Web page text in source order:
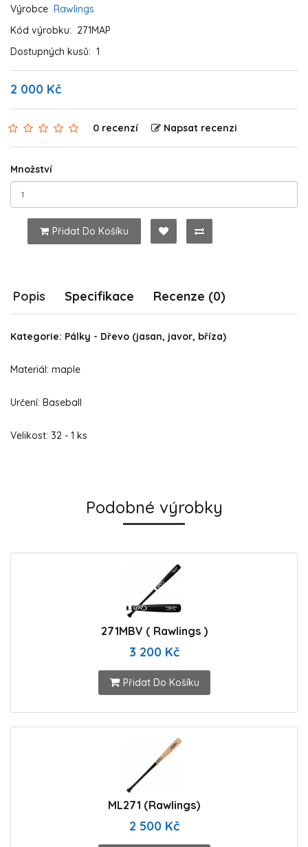
Výrobce Rawlings
Kód výrobku: 271MAP
Dostupných kusů: 1
2 000 Kč
0 recenzí Napsat recenzi
Množství
Přidat Do Košíku
Popis Specifikace Recenze (0)
Kategorie: Pálky - Dřevo (jasan, javor, bříza)
Materiál: maple
Určení: Baseball
Velikost: 32 - 1 ks
Podobné výrobky
271MBV ( Rawlings )
3 200 Kč
Přidat Do Košíku
ML271 (Rawlings)
2 500 Kč